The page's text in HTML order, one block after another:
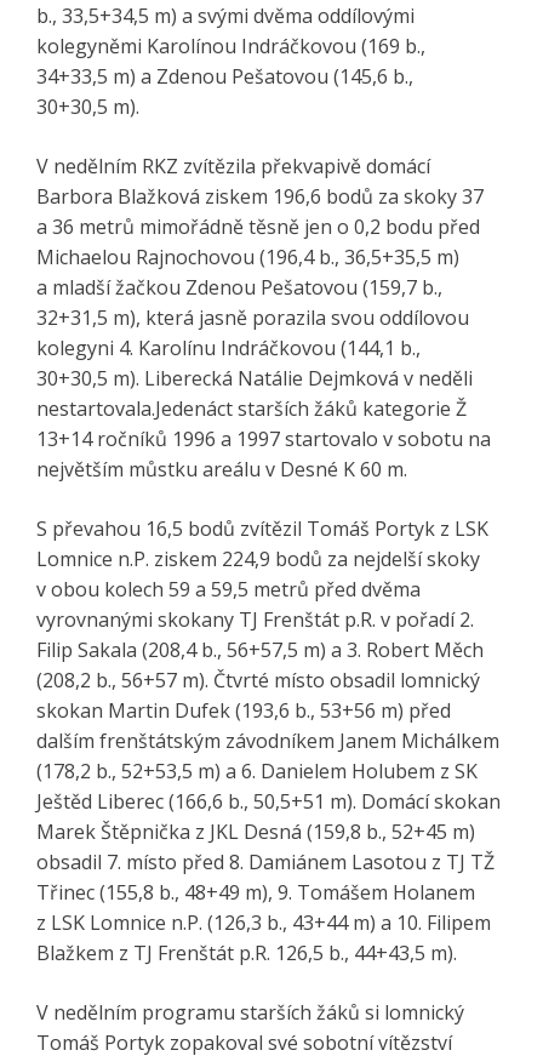
b., 33,5+34,5 m) a svými dvěma oddílovými
kolegyněmi Karolínou Indráčkovou (169 b.,
34+33,5 m) a Zdenou Pešatovou (145,6 b.,
30+30,5 m).
V nedělním RKZ zvítězila překvapivě domácí
Barbora Blažková ziskem 196,6 bodů za skoky 37
a 36 metrů mimořádně těsně jen o 0,2 bodu před
Michaelou Rajnochovou (196,4 b., 36,5+35,5 m)
a mladší žačkou Zdenou Pešatovou (159,7 b.,
32+31,5 m), která jasně porazila svou oddílovou
kolegyni 4. Karolínu Indráčkovou (144,1 b.,
30+30,5 m). Liberecká Natálie Dejmková v neděli
nestartovala.Jedenáct starších žáků kategorie Ž
13+14 ročníků 1996 a 1997 startovalo v sobotu na
největším můstku areálu v Desné K 60 m.
S převahou 16,5 bodů zvítězil Tomáš Portyk z LSK
Lomnice n.P. ziskem 224,9 bodů za nejdelší skoky
v obou kolech 59 a 59,5 metrů před dvěma
vyrovnanými skokany TJ Frenštát p.R. v pořadí 2.
Filip Sakala (208,4 b., 56+57,5 m) a 3. Robert Měch
(208,2 b., 56+57 m). Čtvrté místo obsadil lomnický
skokan Martin Dufek (193,6 b., 53+56 m) před
dalším frenštátským závodníkem Janem Michálkem
(178,2 b., 52+53,5 m) a 6. Danielem Holubem z SK
Ještěd Liberec (166,6 b., 50,5+51 m). Domácí skokan
Marek Štěpnička z JKL Desná (159,8 b., 52+45 m)
obsadil 7. místo před 8. Damiánem Lasotou z TJ TŽ
Třinec (155,8 b., 48+49 m), 9. Tomášem Holanem
z LSK Lomnice n.P. (126,3 b., 43+44 m) a 10. Filipem
Blažkem z TJ Frenštát p.R. 126,5 b., 44+43,5 m).
V nedělním programu starších žáků si lomnický
Tomáš Portyk zopakoval své sobotní vítězství